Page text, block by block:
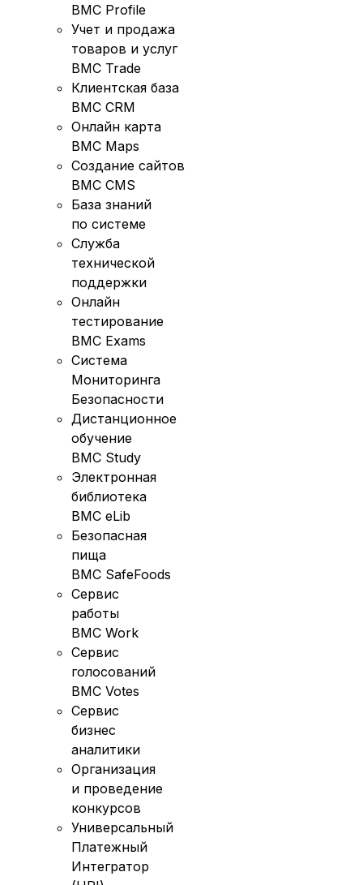
BMC Profile
Учет и продажа
товаров и услуг
BMC Trade
Клиентская база
BMC CRM
Онлайн карта
BMC Maps
Создание сайтов
BMC CMS
База знаний
по системе
Служба
технической
поддержки
Онлайн
тестирование
BMC Exams
Система
Мониторинга
Безопасности
Дистанционное
обучение
BMC Study
Электронная
библиотека
BMC eLib
Безопасная
пища
BMC SafeFoods
Сервис
работы
BMC Work
Сервис
голосований
BMC Votes
Сервис
бизнес
аналитики
Организация
и проведение
конкурсов
Универсальный
Платежный
Интегратор